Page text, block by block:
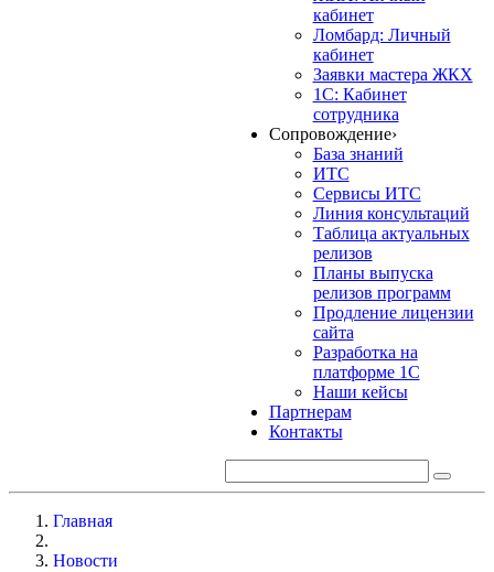
кабинет
Ломбард: Личный
кабинет
Заявки мастера ЖКХ
1С: Кабинет
сотрудника
Сопровождение›
База знаний
ИТС
Сервисы ИТС
Линия консультаций
Таблица актуальных
релизов
Планы выпуска
релизов программ
Продление лицензии
сайта
Разработка на
платформе 1С
Наши кейсы
Партнерам
Контакты
Главная
Новости